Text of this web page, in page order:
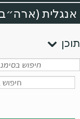
אנגלית
תוכן